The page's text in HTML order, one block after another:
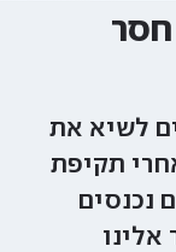
לשיא את
תקיפת
נכנסים